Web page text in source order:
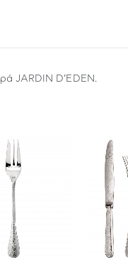
JARDIN D’EDEN.